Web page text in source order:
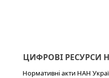
ЦИФРОВІ РЕСУРСИ
Нормативні акти НАН